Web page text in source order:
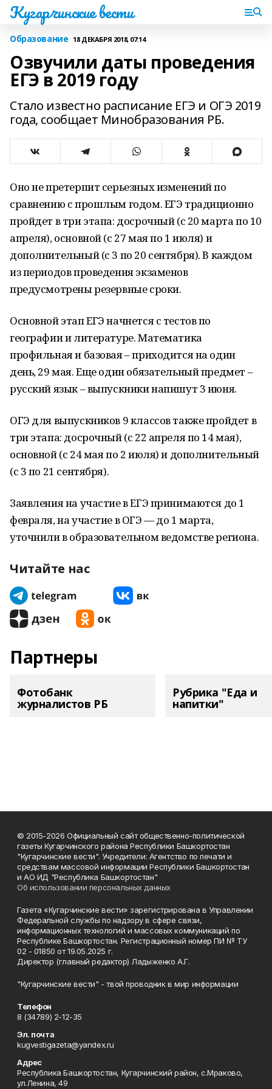
Кугарчинские вести
Образование 18 ДЕКАБРЯ 2018, 07:14
Озвучили даты проведения
ЕГЭ в 2019 году
Стало известно расписание ЕГЭ и ОГЭ 2019
года, сообщает Минобразования РБ.
Оно не претерпит серьезных изменений по
сравнению с прошлым годом. ЕГЭ традиционно
пройдет в три этапа: досрочный (с 20 марта по 10
апреля), основной (с 27 мая по 1 июля) и
дополнительный (с 3 по 20 сентября). В каждом
из периодов проведения экзаменов
предусмотрены резервные сроки.
Основной этап ЕГЭ начнется с тестов по
географии и литературе. Математика
профильная и базовая – приходится на один
день, 29 мая. Еще один обязательный предмет –
русский язык – выпускники напишут 3 июня.
ОГЭ для выпускников 9 классов также пройдет в
три этапа: досрочный (с 22 апреля по 14 мая),
основной (с 24 мая по 2 июля) и дополнительный
(с 3 по 21 сентября).
Заявления на участие в ЕГЭ принимаются до 1
февраля, на участие в ОГЭ — до 1 марта,
уточнили в образовательном ведомстве региона.
Читайте нас
Партнеры
Фотобанк
журналистов РБ
Рубрика "Еда и
напитки"
© 2015-2026 Официальный сайт общественно-политической
газеты Кугарчинского района Республики Башкортостан
"Кугарчинские вести". Учредители: Агентство по печати и
средствам массовой информации Республики Башкортостан
и АО ИД "Республика Башкортостан"
Об использовании персональных данных
Газета «Кугарчинские вести» зарегистрирована в Управлении
Федеральной службы по надзору в сфере связи,
информационных технологий и массовых коммуникаций по
Республике Башкортостан. Регистрационный номер ПИ № ТУ
02 - 01850 от 19.05.2025 г.
Директор (главный редактор) Ладыженко А.Г.
"Кугарчинские вести" - твой проводник в мир информации
Телефон
8 (34789) 2-12-35
Эл. почта
kugvestigazeta@yandex.ru
Адрес
Республика Башкортостан, Кугарчинский район, с.Мраково,
ул.Ленина, 49